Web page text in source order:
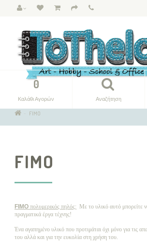
Αναζήτηση
0
Καλάθι Αγορών
FIMO
FIMO
FIMO πολυμερικός πηλός: Με το υλικό αυτό μπορείτε
πραγματικά έργα τέχνης!
Ένα αγαπημένο υλικό που προτιμάται όχι μόνο για τις
του αλλά και για την ευκολία στη χρήση του.